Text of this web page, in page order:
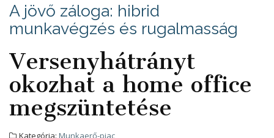
A jövő záloga: hibrid
munkavégzés és rugalmasság
Versenyhátrányt
okozhat a home office
megszüntetése
Kategória: Munkaerő-piac